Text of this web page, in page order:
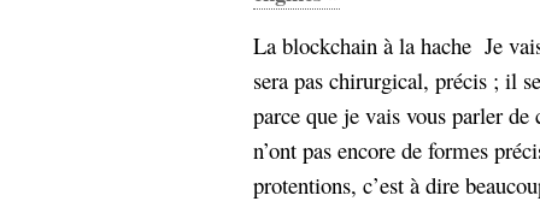
La blockchain à la hache Je
sera pas chirurgical, précis ; il
parce que je vais vous parler
n’ont pas encore de formes
protentions, c’est à dire